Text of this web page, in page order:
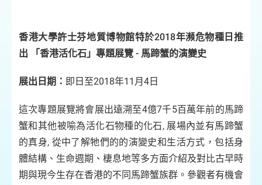
香港大學許士芬地質博物館特於2018年瀕危物種日推
出
「香港活化石」專題展覽 - 馬蹄蟹的演變史
展出日期： 即日至2018年11月4日
這次專題展覽將會展出遠溯至4億7千5百萬年前的馬蹄
蟹和其他被喻為活化石物種的化石, 展場內並有馬蹄蟹
的真身, 從中了解牠們的的演變史和生活方式，包括身
體結構、生命週期、棲息地等多方面介紹及對比古早時
期與現今生存在香港的不同馬蹄蟹族群。參觀者有機會